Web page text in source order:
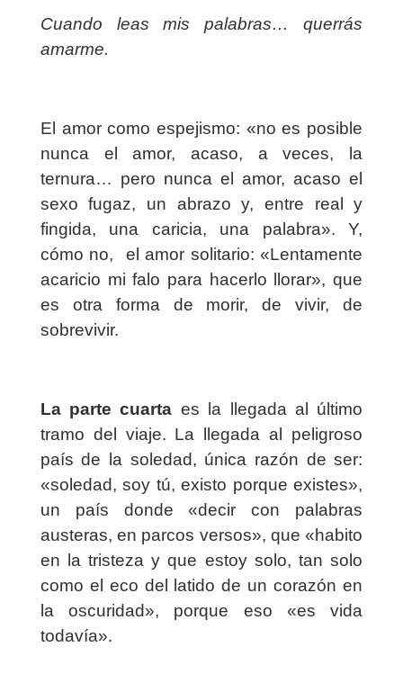
Cuando leas mis palabras… querrás
amarme.
El amor como espejismo: «no es posible
nunca el amor, acaso, a veces, la
ternura… pero nunca el amor, acaso el
sexo fugaz, un abrazo y, entre real y
fingida, una caricia, una palabra». Y,
cómo no,
el amor solitario: «Lentamente
acaricio mi falo para hacerlo llorar», que
es otra forma de morir, de vivir, de
sobrevivir.
La parte cuarta es la llegada al último
tramo del viaje. La llegada al peligroso
país de la soledad, única razón de ser:
«soledad, soy tú, existo porque existes»,
un país donde «decir con palabras
austeras, en parcos versos», que «habito
en la tristeza y que estoy solo, tan solo
como el eco del latido de un corazón en
la oscuridad», porque eso «es vida
todavía».